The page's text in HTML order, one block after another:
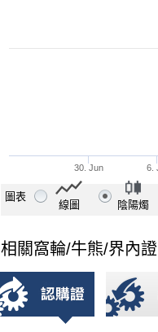
圖表
線圖 陰陽燭
相關窩輪/牛熊/界內證